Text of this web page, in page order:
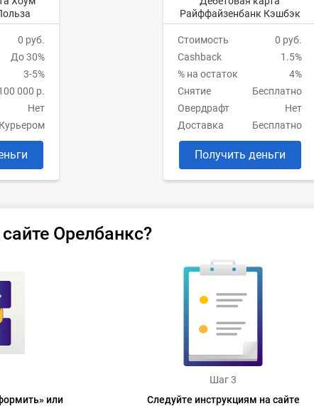
0 руб.
До 30%
3-5%
000 р.
Нет
Курьером
Райффайзенбанк Кэшбэк
Стоимость
0 руб.
Cashback
1.5%
% на остаток
4%
Снятие
Бесплатно
Овердрафт
Нет
Доставка
Бесплатно
Получить деньги
Орелбанкс?
или
Шаг 3
Следуйте инструкциям на сайте